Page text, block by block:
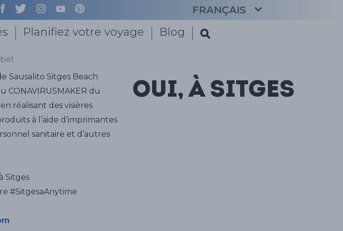
FRANÇAIS
CATALÀ
NEDERLANDS
Planifiez votre voyage Blog
Sausalito Sitges Beach
CONAVIRUSMAKER du
réalisant des visières
à l’aide d’imprimantes
sanitaire et d’autres
Sitges
#SitgesaAnytime
Oui, à Sitges